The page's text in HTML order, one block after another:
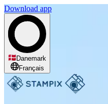
Download app
Danemark
Français